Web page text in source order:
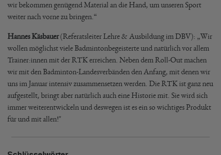
wir bekommen genügend Material an die Hand, um unseren Sport
weiter nach vorne zu bringen.“
Hannes Käsbauer(Referatsleiter Lehre & Ausbildung im DBV): „Wir
wollen möglichst viele Badmintonbegeisterte und natürlich vor allem
Trainer:innen mit der RTK erreichen. Neben dem Roll-Out machen
wir mit den Badminton-Landesverbänden den Anfang, mit denen wir
uns im Januar intensiv zusammensetzen werden. Die RTK ist ganz neu
aufgestellt, bringt aber natürlich auch eine Historie mit. Sie wird sich
immer weiterentwickeln und deswegen ist es ein so wichtiges Produkt
für und mit allen!"